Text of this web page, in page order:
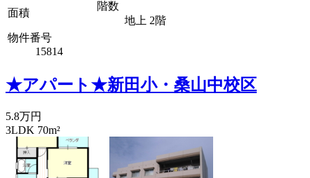
面積
階数
地上 2階
物件番号
15814
★アパート★新田小・桑山中校区
5.8万円
3LDK 70m²